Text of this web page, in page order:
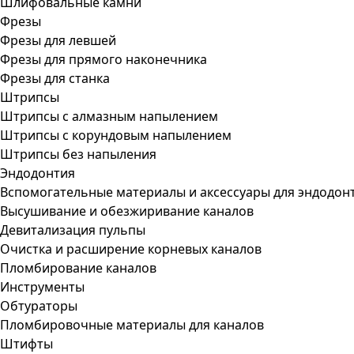
Фрезы
Фрезы для левшей
Фрезы для прямого наконечника
Фрезы для станка
Штрипсы
Штрипсы c алмазным напылением
Штрипсы c корундовым напылением
Штрипсы без напыления
Эндодонтия
Вспомогательные материалы и аксессуары для
Высушивание и обезжиривание каналов
Девитализация пульпы
Очистка и расширение корневых каналов
Пломбирование каналов
Инструменты
Обтураторы
Пломбировочные материалы для каналов
Штифты